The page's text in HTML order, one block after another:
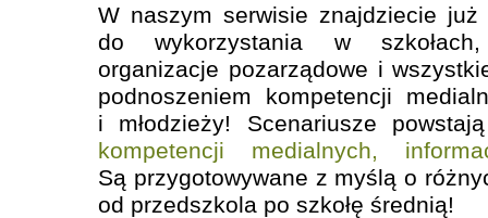
W naszym serwisie znajdziecie
do wykorzystania w
organizacje pozarządowe i
podnoszeniem kompetencji
i młodzieży! Scenariusze
kompetencji medialnych,
Są przygotowywane z myślą o
od przedszkola po szkołę średnią!